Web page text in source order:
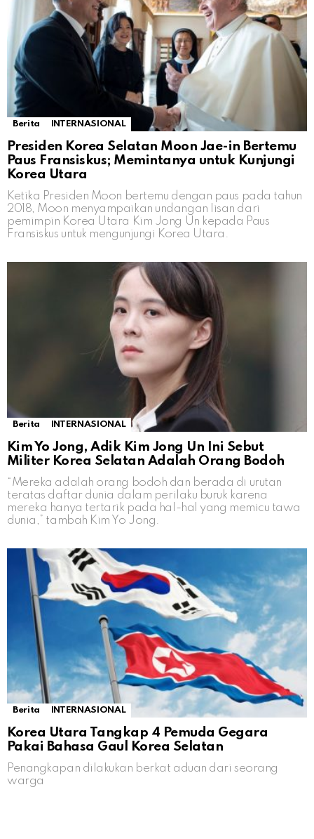
Berita INTERNASIONAL
Presiden Korea Selatan Moon Jae-in Bertemu
Paus Fransiskus; Memintanya untuk Kunjungi
Korea Utara
Ketika Presiden Moon bertemu dengan paus pada tahun
2018, Moon menyampaikan undangan lisan dari
pemimpin Korea Utara Kim Jong Un kepada Paus
Fransiskus untuk mengunjungi Korea Utara.
Berita INTERNASIONAL
Kim Yo Jong, Adik Kim Jong Un Ini Sebut
Militer Korea Selatan Adalah Orang Bodoh
“Mereka adalah orang bodoh dan berada di urutan
teratas daftar dunia dalam perilaku buruk karena
mereka hanya tertarik pada hal-hal yang memicu tawa
dunia,” tambah Kim Yo Jong.
Berita INTERNASIONAL
Korea Utara Tangkap 4 Pemuda Gegara
Pakai Bahasa Gaul Korea Selatan
Penangkapan dilakukan berkat aduan dari seorang
warga